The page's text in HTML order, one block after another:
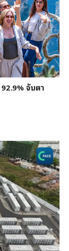
จับตา